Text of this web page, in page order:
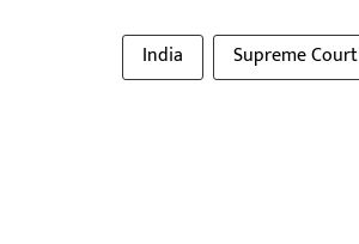
India Supreme Court